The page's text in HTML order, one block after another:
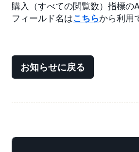
購入（すべての閲覧数）指標の
フィールド名はこちらから利用
お知らせに戻る